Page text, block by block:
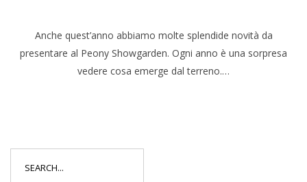
Anche quest’anno abbiamo molte splendide novità da
presentare al Peony Showgarden. Ogni anno è una sorpresa
vedere cosa emerge dal terreno.…